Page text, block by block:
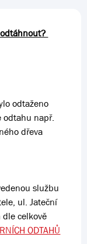
odtaženo
odtahu např.
dřeva
službu
ul. Jateční
celkově
ODTAHŮ